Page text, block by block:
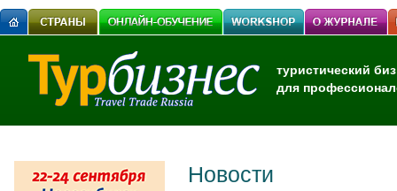
туристический
для
Новости